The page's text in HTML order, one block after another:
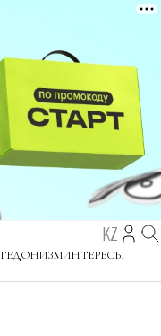
KZ
ГЕДОНИЗМИНТЕРЕСЫ